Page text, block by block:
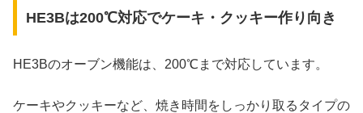
HE3Bは200℃対応でケーキ・クッキー作り向き
HE3Bのオーブン機能は、200℃まで対応しています。
ケーキやクッキーなど、焼き時間をしっかり取るタイプの